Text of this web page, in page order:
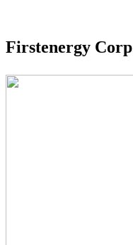
Firstenergy